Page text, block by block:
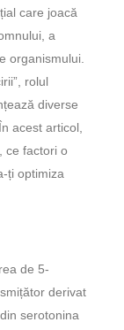
care joacă
a
organismului.
rolul
diverse
acest articol,
ce factori o
ți optimiza
de 5-
derivat
serotonina